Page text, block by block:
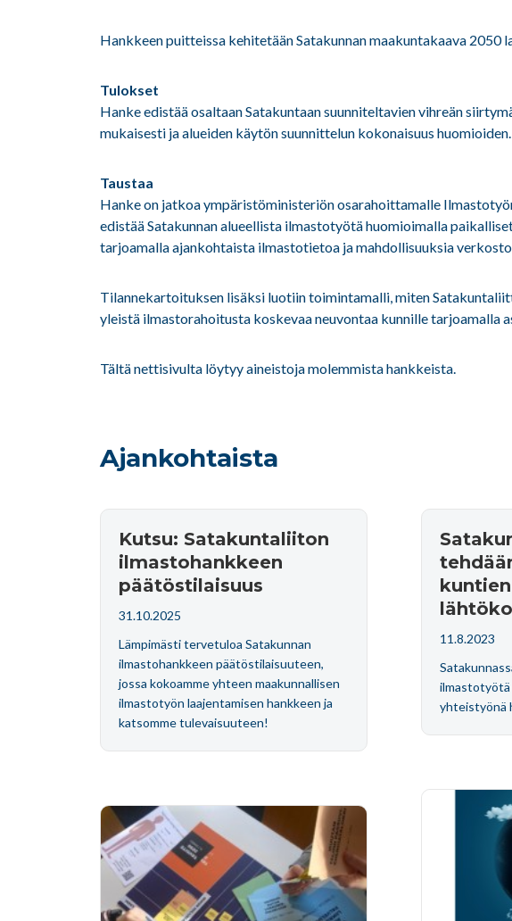
Hankkeen puitteissa kehitetään Satakunnan maakuntakaava
Tulokset
Hanke edistää osaltaan Satakuntaan suunniteltavien vihreän
mukaisesti ja alueiden käytön suunnittelun kokonaisuus huomioiden.
Taustaa
Hanke on jatkoa ympäristöministeriön osarahoittamalle
edistää Satakunnan alueellista ilmastotyötä huomioimalla
tarjoamalla ajankohtaista ilmastotietoa ja mahdollisuuksia
Tilannekartoituksen lisäksi luotiin toimintamalli, miten
yleistä ilmastorahoitusta koskevaa neuvontaa kunnille tarjoamalla
Tältä nettisivulta löytyy aineistoja molemmista hankkeista.
Ajankohtaista
Kutsu: Satakuntaliiton
ilmastohankkeen
päätöstilaisuus
31.10.2025
Lämpimästi tervetuloa Satakunnan
ilmastohankkeen päätöstilaisuuteen,
jossa kokoamme yhteen maakunnallisen
ilmastotyön laajentamisen hankkeen ja
katsomme tulevaisuuteen!
11.8.2023
ilmastotyötä
yhteistyönä